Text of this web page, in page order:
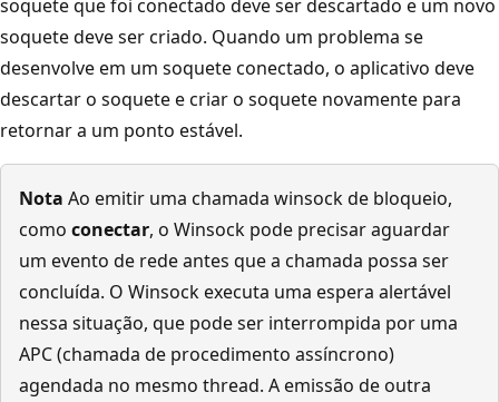
soquete que foi conectado deve ser descartado e um novo
soquete deve ser criado. Quando um problema se
desenvolve em um soquete conectado, o aplicativo deve
descartar o soquete e criar o soquete novamente para
retornar a um ponto estável.
Nota Ao emitir uma chamada winsock de bloqueio,
como conectar, o Winsock pode precisar aguardar
um evento de rede antes que a chamada possa ser
concluída. O Winsock executa uma espera alertável
nessa situação, que pode ser interrompida por uma
APC (chamada de procedimento assíncrono)
agendada no mesmo thread. A emissão de outra